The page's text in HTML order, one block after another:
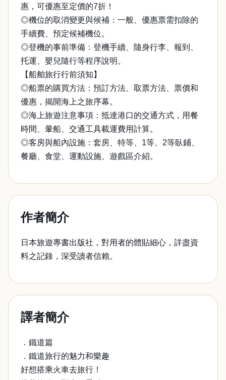
惠，可優惠至定價的7折！
◎機位的取消變更與候補：一般、優惠票需扣除的
手續費、預定候補機位。
◎登機的事前準備：登機手續、隨身行李、報到、
托運、嬰兒隨行等程序說明。
【船舶旅行行前須知】
◎船票的購買方法：預訂方法、取票方法、票價和
優惠，揭開海上之旅序幕。
◎海上旅遊注意事項：抵達港口的交通方式，用餐
時間、暈船、交通工具載運費用計算。
◎客房與船內設施：套房、特等、1等、2等臥鋪、
餐廳、食堂、運動設施、遊戲區介紹。
作者簡介
日本旅遊專書出版社，對用者的體貼細心，詳盡資
料之記錄，深受讀者信賴。
譯者簡介
．鐵道篇
．鐵道旅行的魅力和樂趣
好想搭乘火車去旅行！